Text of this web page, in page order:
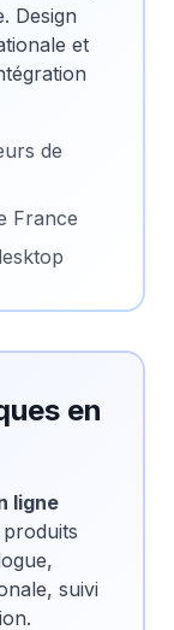
Design
et
de
France
en
ligne
suivi